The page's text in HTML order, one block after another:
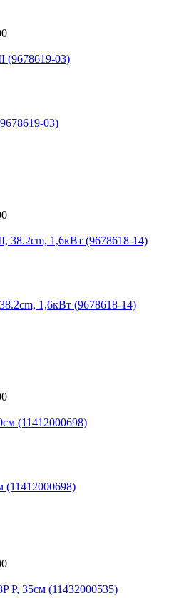
03)
1,6кВт (9678618-14)
(11412000698)